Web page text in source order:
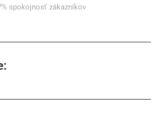
spokojnosť zákazníkov